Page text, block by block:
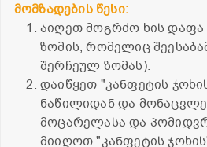
მომზადების წესი:
აიღეთ მოგრძო ხის დაფა
ზომის, რომელიც
შერჩეულ ზომას).
დაიწყეთ "კანფეტის
ნაწილიდან და
მოცარელასა და
მიიღოთ "კანფეტის